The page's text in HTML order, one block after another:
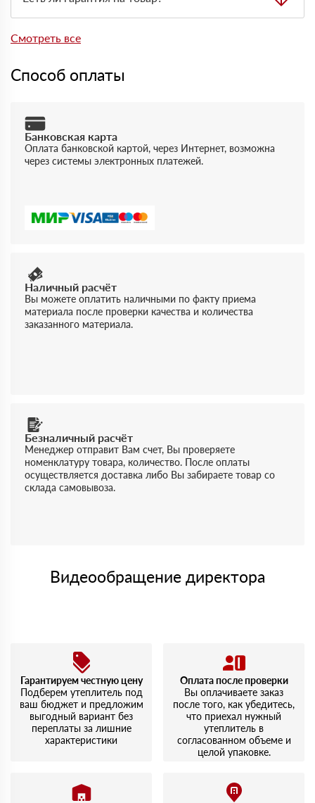
менеджера.
отгрузке можно получить документы, подтверждающие
Смотреть все
Способ оплаты
Банковская карта
Оплата банковской картой, через Интернет, возможна
через системы электронных платежей.
Наличный расчёт
Вы можете оплатить наличными по факту приема
материала после проверки качества и количества
заказанного материала.
Безналичный расчёт
Менеджер отправит Вам счет, Вы проверяете
номенклатуру товара, количество. После оплаты
осуществляется доставка либо Вы забираете товар со
склада самовывоза.
Видеообращение директора
Гарантируем честную цену
Подберем утеплитель под
ваш бюджет и предложим
выгодный вариант без
переплаты за лишние
характеристики
Оплата после проверки
Вы оплачиваете заказ
после того, как убедитесь,
что приехал нужный
утеплитель в
согласованном объеме и
целой упаковке.